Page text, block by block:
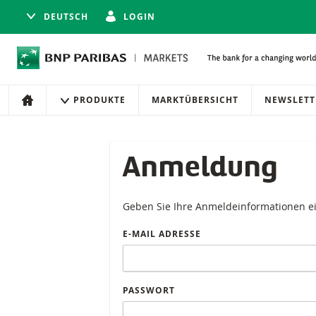
DEUTSCH LOGIN
Navigation
Seitennavigation
HOME PRODUKTE MARKTÜBERSICHT
Anmeldung
Geben Sie Ihre Anmeldeinformationen
E-MAIL ADRESSE
PASSWORT